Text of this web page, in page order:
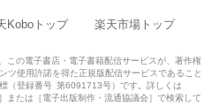
Koboトップ 楽天市場トップ
この電子書店・電子書籍配信サービスが、著作権
ツ使用許諾を得た正規版配信サービスであること
（登録番号 第6091713号）です。詳しくは
または［電子出版制作・流通協議会］で検索して